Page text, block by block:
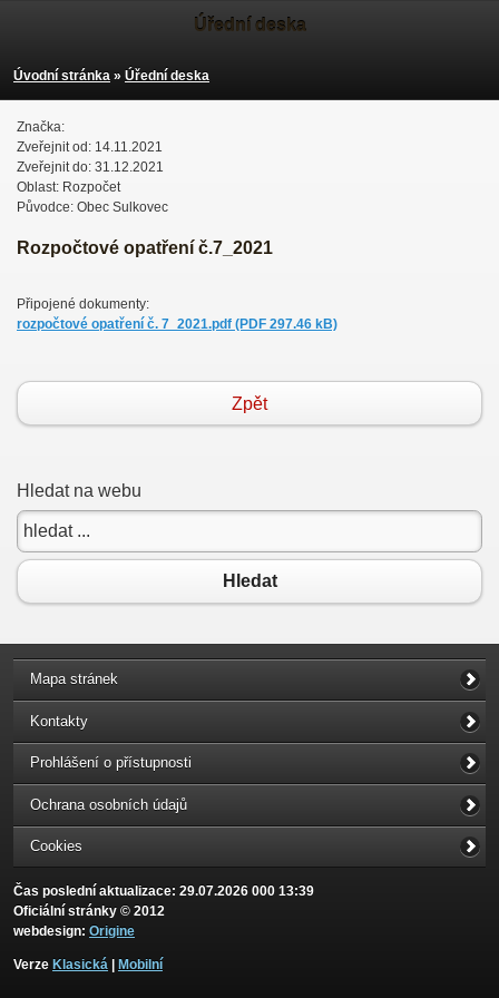
Úřední deska
Úvodní stránka » Úřední deska
Značka:
Zveřejnit od: 14.11.2021
Zveřejnit do: 31.12.2021
Oblast: Rozpočet
Původce: Obec Sulkovec
Rozpočtové opatření č.7_2021
Připojené dokumenty:
rozpočtové opatření č. 7_2021.pdf (PDF 297.46 kB)
Zpět
Hledat na webu
Hledat
Mapa stránek
Kontakty
Prohlášení o přístupnosti
Ochrana osobních údajů
Cookies
Čas poslední aktualizace: 29.07.2026 000 13:39
Oficiální stránky © 2012
webdesign: Origine
Verze Klasická Mobilní